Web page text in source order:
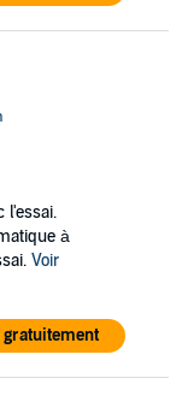
l'essai.
à
Voir
gratuitement